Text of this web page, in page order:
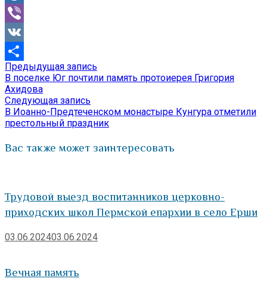
Mail.Ru
Viber
VK
Отправить
Навигация
по
записям
Предыдущая запись
запись:
В поселке Юг почтили память протоиерея Григория
Ахидова
Следующая запись
запись:
В Иоанно-Предтеченском монастыре Кунгура отметили
престольный праздник
Вас также может заинтересовать
Трудовой выезд воспитанников церковно-
приходских школ Пермской епархии в село Ерши
03.06.202403.06.2024
Вечная память